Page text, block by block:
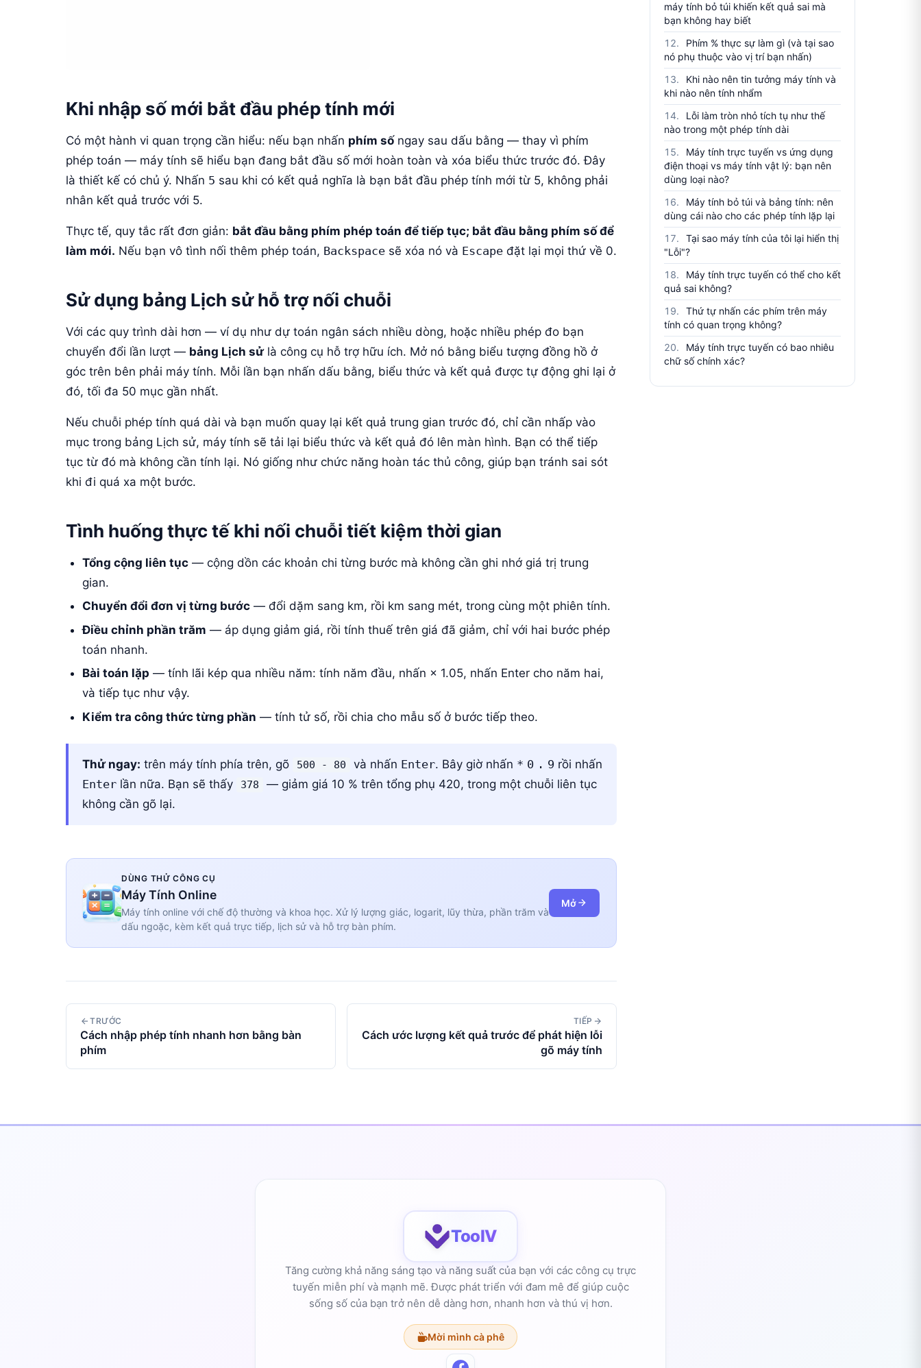
Khi nhập số mới bắt đầu phép tính mới
Có một hành vi quan trọng cần hiểu: nếu bạn nhấn phím sốngay sau dấu bằng — thay vì phím
phép toán — máy tính sẽ hiểu bạn đang bắt đầu số mới hoàn toàn và xóa biểu thức trước đó. Đây
là thiết kế có chủ ý. Nhấn 5 sau khi có kết quả nghĩa là bạn bắt đầu phép tính mới từ 5, không phải
nhân kết quả trước với 5.
Thực tế, quy tắc rất đơn giản: bắt đầu bằng phím phép toán để tiếp tục; bắt đầu bằng phím số để
làm mới. Nếu bạn vô tình nối thêm phép toán, Backspace sẽ xóa nó và Escape đặt lại mọi thứ về 0.
Sử dụng bảng Lịch sử hỗ trợ nối chuỗi
Với các quy trình dài hơn — ví dụ như dự toán ngân sách nhiều dòng, hoặc nhiều phép đo bạn
chuyển đổi lần lượt — bảng Lịch sửlà công cụ hỗ trợ hữu ích. Mở nó bằng biểu tượng đồng hồ ở
góc trên bên phải máy tính. Mỗi lần bạn nhấn dấu bằng, biểu thức và kết quả được tự động ghi lại ở
đó, tối đa 50 mục gần nhất.
Nếu chuỗi phép tính quá dài và bạn muốn quay lại kết quả trung gian trước đó, chỉ cần nhấp vào
mục trong bảng Lịch sử, máy tính sẽ tải lại biểu thức và kết quả đó lên màn hình. Bạn có thể tiếp
tục từ đó mà không cần tính lại. Nó giống như chức năng hoàn tác thủ công, giúp bạn tránh sai sót
khi đi quá xa một bước.
Tình huống thực tế khi nối chuỗi tiết kiệm thời gian
Tổng cộng liên tục — cộng dồn các khoản chi từng bước mà không cần ghi nhớ giá trị trung
gian.
Chuyển đổi đơn vị từng bước — đổi dặm sang km, rồi km sang mét, trong cùng một phiên tính.
Điều chỉnh phần trăm — áp dụng giảm giá, rồi tính thuế trên giá đã giảm, chỉ với hai bước phép
toán nhanh.
Bài toán lặp — tính lãi kép qua nhiều năm: tính năm đầu, nhấn × 1.05, nhấn Enter cho năm hai,
và tiếp tục như vậy.
Kiểm tra công thức từng phần — tính tử số, rồi chia cho mẫu số ở bước tiếp theo.
Thử ngay: trên máy tính phía trên, gõ 500 - 80 và nhấn Enter. Bây giờ nhấn * 0 . 9 rồi nhấn
Enter lần nữa. Bạn sẽ thấy 378
— giảm giá 10 % trên tổng phụ 420, trong một chuỗi liên tục
không cần gõ lại.
DÙNG THỬ CÔNG CỤ
Máy Tính Online
Máy tính online với chế độ thường và khoa học. Xử lý lượng giác, logarit, lũy thừa, phần trăm và
dấu ngoặc, kèm kết quả trực tiếp, lịch sử và hỗ trợ bàn phím.
Mở
TRƯỚC
Cách nhập phép tính nhanh hơn bằng bàn
phím
TIẾP
Cách ước lượng kết quả trước để phát hiện lỗi
gõ máy tính
máy tính bỏ túi khiến kết quả sai mà
bạn không hay biết
Phím % thực sự làm gì (và tại sao
nó phụ thuộc vào vị trí bạn nhấn)
Khi nào nên tin tưởng máy tính và
khi nào nên tính nhẩm
Lỗi làm tròn nhỏ tích tụ như thế
nào trong một phép tính dài
Máy tính trực tuyến vs ứng dụng
điện thoại vs máy tính vật lý: bạn nên
dùng loại nào?
Máy tính bỏ túi và bảng tính: nên
dùng cái nào cho các phép tính lặp lại
Tại sao máy tính của tôi lại hiển thị
"Lỗi"?
Máy tính trực tuyến có thể cho kết
quả sai không?
Thứ tự nhấn các phím trên máy
tính có quan trọng không?
Máy tính trực tuyến có bao nhiêu
chữ số chính xác?
ToolV
Tăng cường khả năng sáng tạo và năng suất của bạn với các công cụ trực
tuyến miễn phí và mạnh mẽ. Được phát triển với đam mê để giúp cuộc
sống số của bạn trở nên dễ dàng hơn, nhanh hơn và thú vị hơn.
Mời mình cà phê